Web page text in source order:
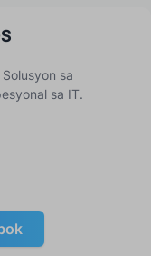
sa
sa IT.